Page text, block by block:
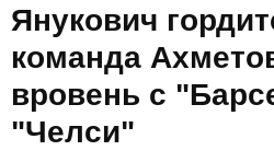
Янукович
команда
вровень с
"Челси"